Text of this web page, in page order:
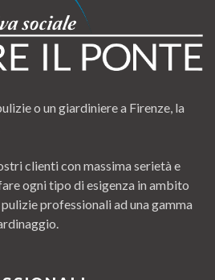
o un giardiniere a Firenze, la
clienti con massima serietà e
ogni tipo di esigenza in ambito
professionali ad una gamma